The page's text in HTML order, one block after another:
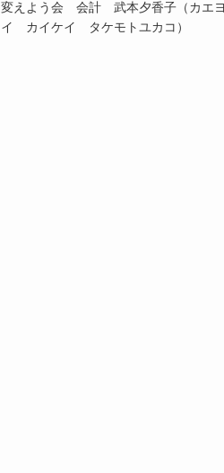
変えよう会 会計 武本夕香子（カエ
イ カイケイ タケモトユカコ）